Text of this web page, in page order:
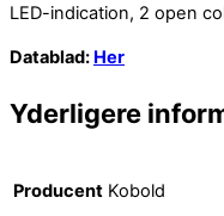
LED-indication, 2 open
Datablad: Her
Yderligere
Producent Kobold